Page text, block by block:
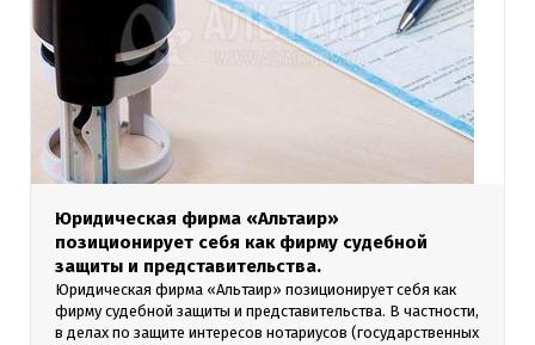
Юридическая фирма «Альтаир»
позиционирует себя как фирму судебной
защиты и представительства.
Юридическая фирма «Альтаир» позиционирует себя как
фирму судебной защиты и представительства. В частности,
в делах по защите интересов нотариусов (государственных